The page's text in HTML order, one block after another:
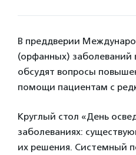
В преддверии
(орфанных) заболеваний
обсудят вопросы
помощи пациентам с
Круглый стол «День
заболеваниях:
их решения. Системный